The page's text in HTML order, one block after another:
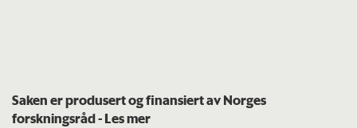
Saken er produsert og finansiert av Norges
forskningsråd- Les mer